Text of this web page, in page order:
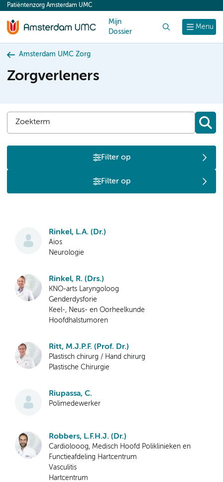
content
Menu
Patiëntenzorg Amsterdam UMC
Mijn
Dossier
Amsterdam UMC Zorg
Zorgverleners
Filter op
Filter op
Rinkel, L.A. (Dr.)
Aios
Neurologie
Rinkel, R. (Drs.)
KNO-arts Laryngoloog
Genderdysforie
Keel-, Neus- en Oorheelkunde
Hoofdhalstumoren
Ritt, M.J.P.F. (Prof. Dr.)
Plastisch chirurg / Hand chirurg
Plastische Chirurgie
Riupassa, C.
Polimedewerker
Robbers, L.F.H.J. (Dr.)
Cardiolooog, Medisch Hoofd Poliklinieken en
Functieafdeling Hartcentrum
Vasculitis
Hartcentrum